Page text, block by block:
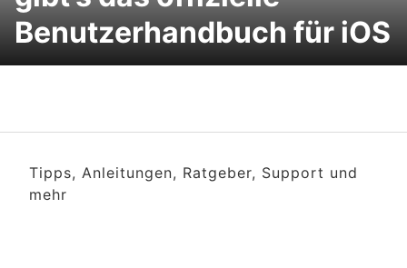
Benutzerhandbuch für iOS
Tipps, Anleitungen, Ratgeber, Support und
mehr